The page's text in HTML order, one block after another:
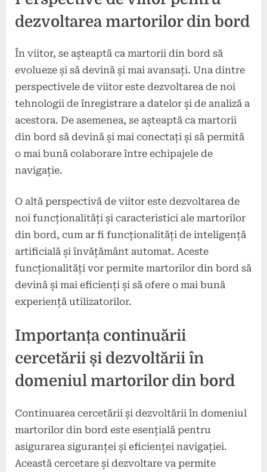
dezvoltarea martorilor din bord
În viitor, se așteaptă ca martorii din bord să
evolueze și să devină și mai avansați. Una dintre
perspectivele de viitor este dezvoltarea de noi
tehnologii de înregistrare a datelor și de analiză a
acestora. De asemenea, se așteaptă ca martorii
din bord să devină și mai conectați și să permită
o mai bună colaborare între echipajele de
navigație.
O altă perspectivă de viitor este dezvoltarea de
noi funcționalități și caracteristici ale martorilor
din bord, cum ar fi funcționalități de inteligență
artificială și învățământ automat. Aceste
funcționalități vor permite martorilor din bord să
devină și mai eficienți și să ofere o mai bună
experiență utilizatorilor.
Importanța continuării
cercetării și dezvoltării în
domeniul martorilor din bord
Continuarea cercetării și dezvoltării în domeniul
martorilor din bord este esențială pentru
asigurarea siguranței și eficienței navigației.
Această cercetare și dezvoltare va permite